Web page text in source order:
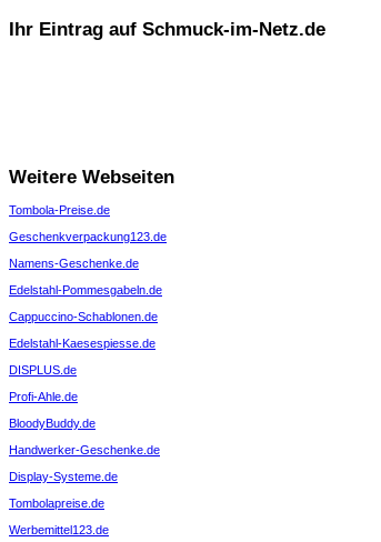
Ihr Eintrag auf Schmuck-im-Netz.de
Weitere Webseiten
Tombola-Preise.de
Geschenkverpackung123.de
Namens-Geschenke.de
Edelstahl-Pommesgabeln.de
Cappuccino-Schablonen.de
Edelstahl-Kaesespiesse.de
DISPLUS.de
Profi-Ahle.de
BloodyBuddy.de
Handwerker-Geschenke.de
Display-Systeme.de
Tombolapreise.de
Werbemittel123.de